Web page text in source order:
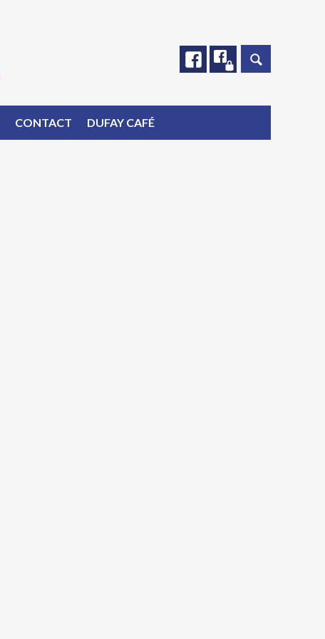
FacebookFacebook
CONTACT DUFAY CAFÉ